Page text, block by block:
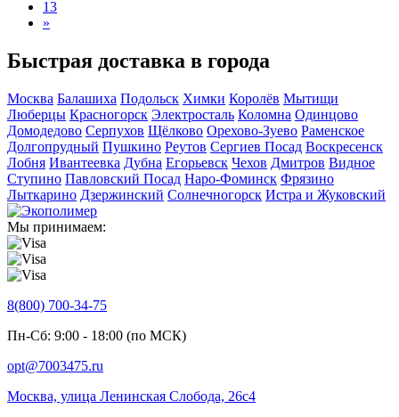
13
»
Быстрая доставка в города
Москва Балашиха Подольск Химки Королёв Мытищи
Люберцы Красногорск Электросталь Коломна Одинцово
Домодедово Серпухов Щёлково Орехово-Зуево Раменское
Долгопрудный Пушкино Реутов Сергиев Посад Воскресенск
Лобня Ивантеевка Дубна Егорьевск Чехов Дмитров Видное
Ступино Павловский Посад Наро-Фоминск Фрязино
Лыткарино Дзержинский Солнечногорск Истра и Жуковский
Мы принимаем:
8(800) 700-34-75
Пн-Сб: 9:00 - 18:00 (по МСК)
opt@7003475.ru
Москва, улица Ленинская Слобода, 26с4